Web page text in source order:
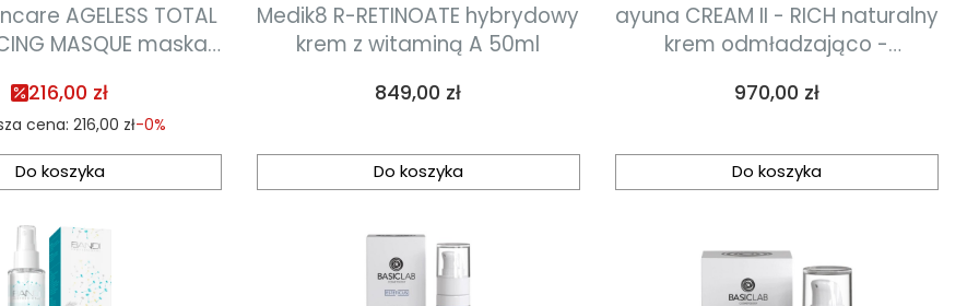
AGELESS TOTAL
MASQUE maska
216,00 zł
cena: 216,00 zł-0%
Do koszyka
Medik8 R-RETINOATE hybrydowy
krem z witaminą A 50ml
Cena
849,00 zł
Do koszyka
ayuna CREAM II - RICH naturalny
krem odmładzająco -
Cena
970,00 zł
Do koszyka